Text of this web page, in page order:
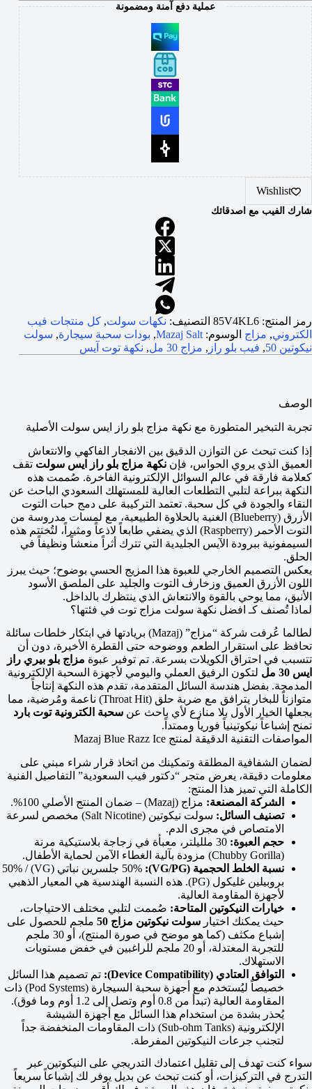
عملية دفع آمنة ومضمونة
Wishlist
شارك الفيب مع اصدقائك
رمز المنتج: 85V4KL6 التصنيف: نكهات سولت, كل منتجات فيب
الكتروني, مزاج الوسوم: Mazaj Salt
, بودات سحبة سيجارة, سولت
نيكوتين 50
, فيب بلو راز , مزاج 30 مل , نكهة توت آيس
الوصف
تجربة التبخير المتطورة مع نكهة مزاج بلو راز ايس سولت الأصلية
إذا كنت تبحث عن التوازن الدقيق بين الانفجار الفاكهي والانتعاش
العميق الذي يروي الحواس، فإن نكهة مزاج بلو راز ايس سولت تقف
كعلامة فارقة في عالم السوائل الإلكترونية الفاخرة. صُممت هذه
النكهة ببراعة لتلبي التطلعات العالية للمستهلك السعودي الباحث عن
النقاء والجودة في كل سحبة. تعتمد التركيبة على دمج حبات التوت
الأزرق (Blueberry) الغنية بالحلاوة الطبيعية، مع لمسات مدروسة من
التوت الأحمر (Raspberry) الذي يضفي طابعاً لاذعاً ومثيراً، لتُختتم هذه
السيمفونية ببرودة الآيس الجليدية التي تترك أثراً منعشاً ونظيفاً في
الحلق.
يعكس التصميم الخارجي للعبوة هذا المزيج الحسي بوضوح؛ حيث يبرز
اللون الأزرق العميق وزخارف التوت والجليد على الملصق الأسود
الأنيق، مما يوحي بالقوة والانتعاش الذي ينتظرك بالداخل.
لماذا تُصنف كـ افضل نكهة سولت مزاج توت في فئتها؟
لطالما عُرفت شركة “مزاج” (Mazaj) بريادتها في ابتكار خلطات سائلة
تحافظ على استقرار الطعم ووضوحه حتى القطرة الأخيرة، دون أن
تتسبب في احتراق الكويلات بسرعة. تم توفير عبوة مزاج بلو بيري راز
ايس 30 مل
لتكون الرفيق العملي واليومي لأجهزة السحبة الإلكترونية
المدمجة. بفضل هندسة السائل المتقدمة، تقدم هذه النكهة إنتاجاً
متوازناً للبخار يترافق مع ضربة حلق (Throat Hit) ناعمة ومُرضية، مما
يجعلها الخيار الأول بلا منازع لأي باحث عن سحبة الكترونية توت بارد
تمنح إشباعاً نيكوتينياً فورياً وممتداً.
المواصفات التقنية الدقيقة لمنتج Mazaj Blue Razz Ice
لضمان الشفافية المطلقة وتمكينك من اتخاذ قرار شراء مبني على
معلومات دقيقة، يعرض متجر “دكتور فيب السعودية” التفاصيل الفنية
الكاملة التي تميز هذا المنتج:
الشركة المصنعة: مزاج (Mazaj) – ضمان المنتج الأصلي 100%.
تصنيف السائل:
سولت نيكوتين (Salt Nicotine) مخصص لسرعة
الامتصاص في مجرى الدم.
حجم العبوة:
30 ملليلتر، معبأة في زجاجة بلاستيكية مرنة
(Chubby Gorilla) مزودة بآلية الغطاء الآمن لحماية الأطفال.
نسبة الخلط الحجمية (VG/PG):
50% جلسرين نباتي (VG) / 50%
بروبيلين غليكول (PG). هذه النسبة الهندسية هي المعيار الذهبي
لأجهزة المقاومة العالية.
خيارات النيكوتين المتاحة: صُممت لتلبي مختلف الاحتياجات،
حيث يمكنك اختيار سولت نيكوتين مزاج 50
ملجم للحصول على
إشباع مكثف (كما هو موضح في صورة المنتج)، أو 30 ملجم
للتجربة المعتدلة، أو 20 ملجم للراغبين في خفض مستويات
الاستهلاك.
التوافق العتادي (Device Compatibility):
تم تصميم هذا السائل
خصيصاً ليُستخدم مع أجهزة سحبة السيجارة (Pod Systems) ذات
المقاومة العالية (تبدأ من 0.8 أوم وتصل إلى 1.2 أوم وما فوق).
يُحذر بشدة من استخدام هذا السائل مع أجهزة الشيشة
الإلكترونية (Sub-ohm Tanks) ذات المقاومات المنخفضة جداً
لتجنب جرعات النيكوتين المفرطة.
سواء كنت تهدف إلى تقليل اعتمادك التدريجي على النيكوتين عبر
التدرج في التركيزات، أو كنت تبحث عن بديل يوفر لك إشباعاً سريعاً